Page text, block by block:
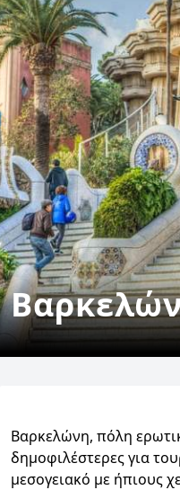
Βαρκελώνη, πόλη
δημοφιλέστερες για
μεσογειακό με ήπιους